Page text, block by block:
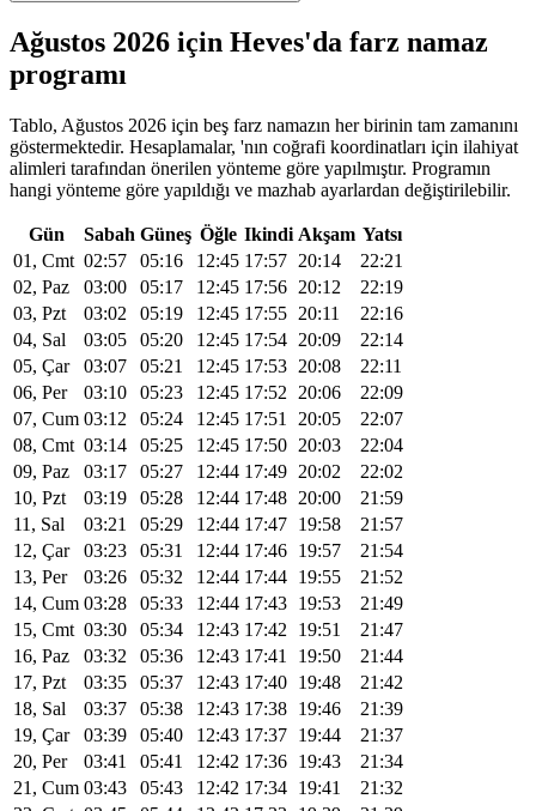
Ağustos 2026 için Heves'da farz namaz
programı
Tablo, Ağustos 2026 için beş farz namazın her birinin tam zamanını
göstermektedir. Hesaplamalar, 'nın coğrafi koordinatları için ilahiyat
alimleri tarafından önerilen yönteme göre yapılmıştır. Programın
hangi yönteme göre yapıldığı ve mazhab ayarlardan değiştirilebilir.
Gün Sabah Güneş Öğle Ikindi Akşam Yatsı
01, Cmt 02:57 05:16 12:45 17:57 20:14
22:21
02, Paz
03:00 05:17 12:45 17:56 20:12
22:19
03, Pzt
03:02 05:19 12:45 17:55 20:11
22:16
04, Sal
03:05 05:20 12:45 17:54 20:09
22:14
05, Çar
03:07 05:21 12:45 17:53 20:08
22:11
06, Per
03:10 05:23 12:45 17:52 20:06
22:09
07, Cum 03:12 05:24 12:45 17:51 20:05
22:07
08, Cmt 03:14 05:25 12:45 17:50 20:03
22:04
09, Paz
03:17 05:27 12:44 17:49 20:02
22:02
10, Pzt
03:19 05:28 12:44 17:48 20:00
21:59
11, Sal
03:21 05:29 12:44 17:47 19:58
21:57
12, Çar
03:23 05:31 12:44 17:46 19:57
21:54
13, Per
03:26 05:32 12:44 17:44 19:55
21:52
14, Cum 03:28 05:33 12:44 17:43 19:53
21:49
15, Cmt 03:30 05:34 12:43 17:42 19:51
21:47
16, Paz
03:32 05:36 12:43 17:41 19:50
21:44
17, Pzt
03:35 05:37 12:43 17:40 19:48
21:42
18, Sal
03:37 05:38 12:43 17:38 19:46
21:39
19, Çar
03:39 05:40 12:43 17:37 19:44
21:37
20, Per
03:41 05:41 12:42 17:36 19:43
21:34
21, Cum 03:43 05:43 12:42 17:34 19:41
21:32